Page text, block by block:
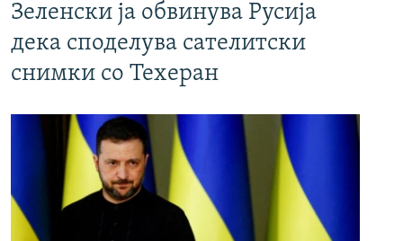
Зеленски ја обвинува Русија
дека споделува сателитски
снимки со Техеран